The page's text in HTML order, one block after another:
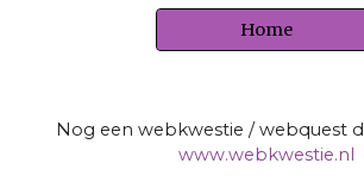
Home
Nog een webkwestie / webquest
www.webkwestie.nl